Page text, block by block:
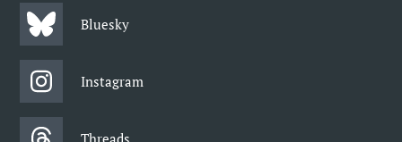
Bluesky
Instagram
Threads